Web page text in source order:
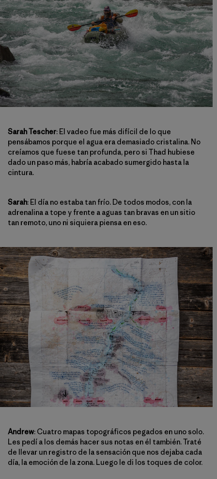
Sarah Tescher: El vadeo fue más difícil de lo que
pensábamos porque el agua era demasiado cristalina. No
creíamos que fuese tan profunda, pero si Thad hubiese
dado un paso más, habría acabado sumergido hasta la
cintura.
Sarah: El día no estaba tan frío. De todos modos, con la
adrenalina a tope y frente a aguas tan bravas en un sitio
tan remoto, uno ni siquiera piensa en eso.
Andrew: Cuatro mapas topográficos pegados en uno solo.
Les pedí a los demás hacer sus notas en él también. Traté
de llevar un registro de la sensación que nos dejaba cada
día, la emoción de la zona. Luego le di los toques de color.